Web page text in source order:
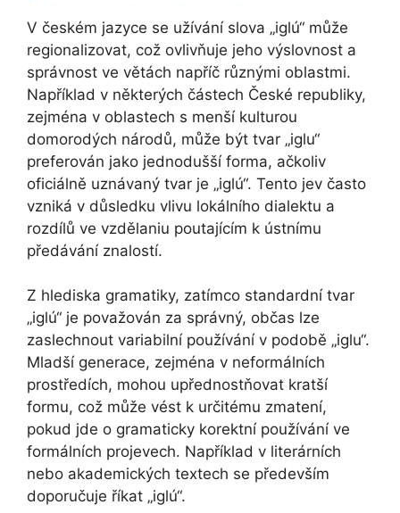
V českém jazyce se užívání slova „iglú“ může
regionalizovat, což ovlivňuje jeho výslovnost a
správnost ve větách napříč různými oblastmi.
Například v některých částech České republiky,
zejména v oblastech s menší kulturou
domorodých národů, může být tvar „iglu“
preferován jako jednodušší forma, ačkoliv
oficiálně uznávaný tvar je „iglú“. Tento jev často
vzniká v důsledku vlivu lokálního dialektu a
rozdílů ve vzdělaniu poutajícím k ústnímu
předávání znalostí.
Z hlediska gramatiky, zatímco standardní tvar
„iglú“ je považován za správný, občas lze
zaslechnout variabilní používání v podobě „iglu“.
Mladší generace, zejména v neformálních
prostředích, mohou upřednostňovat kratší
formu, což může vést k určitému zmatení,
pokud jde o gramaticky korektní používání ve
formálních projevech. Například v literárních
nebo akademických textech se především
doporučuje říkat „iglú“.